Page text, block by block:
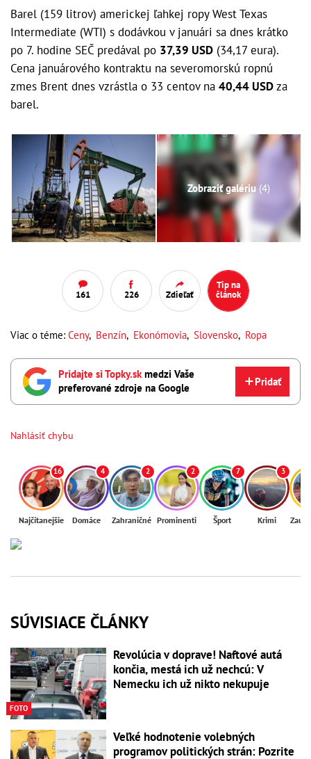
Barel (159 litrov) americkej ľahkej ropyWest Texas
Intermediate (WTI) s dodávkou v januári sa dnes krátko
po 7. hodine SEČ predával po 37,39 USD (34,17 eura).
Cena januárového kontraktu na severomorskú ropnú
zmes Brent dnes vzrástla o 33 centov na 40,44 USDza
barel.
Zobraziť galériu (4)
161 226 Zdieľať
Tip na
článok
Viac o téme: Ceny, Benzín, Ekonómovia, Slovensko, Ropa
Pridajte si Topky.skmedzi Vaše
preferované zdroje na Google
Pridať
Nahlásiť chybu
16
Najčítanejšie
4
Domáce
2
Zahraničné
2
Prominenti
7
Šport
3
Krimi
SÚVISIACE ČLÁNKY
FOTO
Revolúcia v doprave! Naftové autá
končia, mestá ich už nechcú: V
Nemecku ich už nikto nekupuje
Veľké hodnotenie volebných
programov politických strán: Pozrite